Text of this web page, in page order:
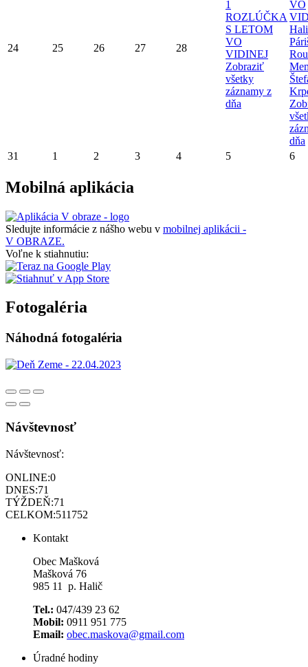
24 25 26 27 28
1
ROZLÚČKA
S LETOM
VO
VIDINEJ
Zobraziť
všetky
záznamy z
dňa
VO
dňa
31
1 2 3 4 5 6
Mobilná aplikácia
Sledujte informácie z nášho webu v mobilnej aplikácii -
V OBRAZE.
Voľne k stiahnutiu:
Fotogaléria
Náhodná fotogaléria
Návštevnosť
Návštevnosť:
ONLINE:0
DNES:71
TÝŽDEŇ:71
CELKOM:511752
Kontakt
Obec Mašková
Mašková 76
985 11 p. Halič
Tel.: 047/439 23 62
Mobil: 0911 951 775
Email: obec.maskova@gmail.com
Úradné hodiny